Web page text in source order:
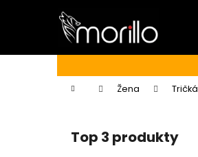
Domov Žena Tričká
Top 3 produkty
í
Späť
do
obchodu
Späť
do
obchodu